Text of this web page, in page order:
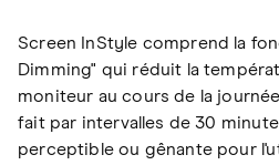
Screen InStyle comprend la
Dimming" qui réduit la
moniteur au cours de la
fait par intervalles de 30
perceptible ou gênante pour